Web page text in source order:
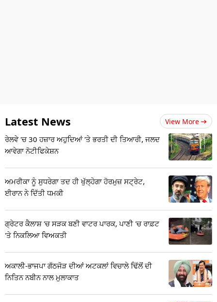
Latest News View More
ਰੇਲਵੇ 'ਚ 30 ਹਜ਼ਾਰ ਅਹੁਦਿਆਂ 'ਤੇ ਭਰਤੀ ਦੀ ਤਿਆਰੀ, ਜਲਦ
ਆਵੇਗਾ ਨੋਟੀਫਿਕੇਸ਼ਨ
ਅਮਰੀਕਾ ਨੂੰ ਸੁਧਰੇਗਾ ਤਦ ਹੀ ਖੁੱਲ੍ਹੇਗਾ ਹੋਰਮੁਜ਼ ਸਟ੍ਰੇਟ,
ਈਰਾਨ ਨੇ ਦਿੱਤੀ ਧਮਕੀ
ਗ੍ਰੇਟਰ ਕੈਲਾਸ਼ 'ਚ ਸੜਕ ਬਣੀ ਵਾਟਰ ਪਾਰਕ, ਪਾਣੀ 'ਚ ਰਾਫ਼ਟ
'ਤੇ ਨਿਕਲਿਆ ਵਿਅਕਤੀ
ਅਕਾਲੀ-ਭਾਜਪਾ ਗੱਠਜੋੜ ਦੀਆਂ ਅਟਕਲਾਂ ਵਿਚਾਲੇ ਢਿੱਲੋਂ ਦੀ
ਨਿਤਿਨ ਨਬੀਨ ਨਾਲ ਮੁਲਾਕਾਤ